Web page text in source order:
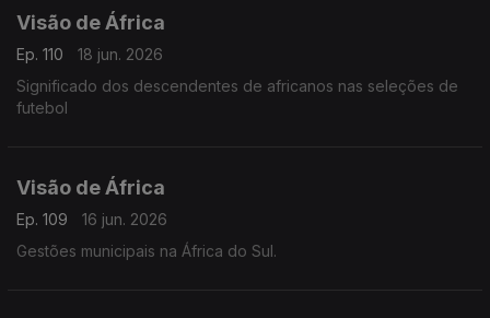
Visão de África
Ep. 110
18 jun. 2026
Significado dos descendentes de africanos nas seleções de
futebol
Visão de África
Ep. 109
16 jun. 2026
Gestões municipais na África do Sul.